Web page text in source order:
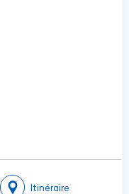
Itinéraire